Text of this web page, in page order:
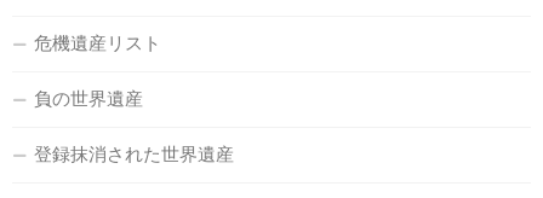
危機遺産リスト
負の世界遺産
登録抹消された世界遺産